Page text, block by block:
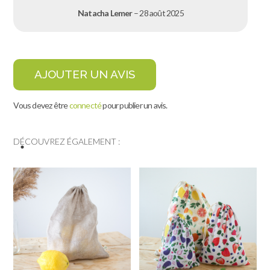
Natacha Lemer–28 août 2025
AJOUTER UN AVIS
Vous devez êtreconnectépour publier un avis.
DÉCOUVREZ ÉGALEMENT :